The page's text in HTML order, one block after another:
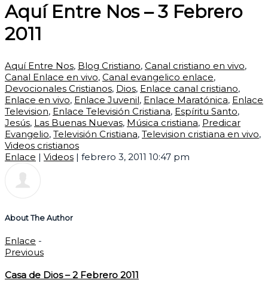
Aquí Entre Nos – 3 Febrero
2011
Aquí Entre Nos, Blog Cristiano, Canal cristiano en vivo,
Canal Enlace en vivo, Canal evangelico enlace,
Devocionales Cristianos, Dios, Enlace canal cristiano,
Enlace en vivo, Enlace Juvenil, Enlace Maratónica, Enlace
Television, Enlace Televisión Cristiana, Espíritu Santo,
Jesús, Las Buenas Nuevas, Música cristiana, Predicar
Evangelio, Televisión Cristiana, Television cristiana en vivo,
Videos cristianos
Enlace | Videos | febrero 3, 2011 10:47 pm
About The Author
Enlace -
Previous
Casa de Dios – 2 Febrero 2011